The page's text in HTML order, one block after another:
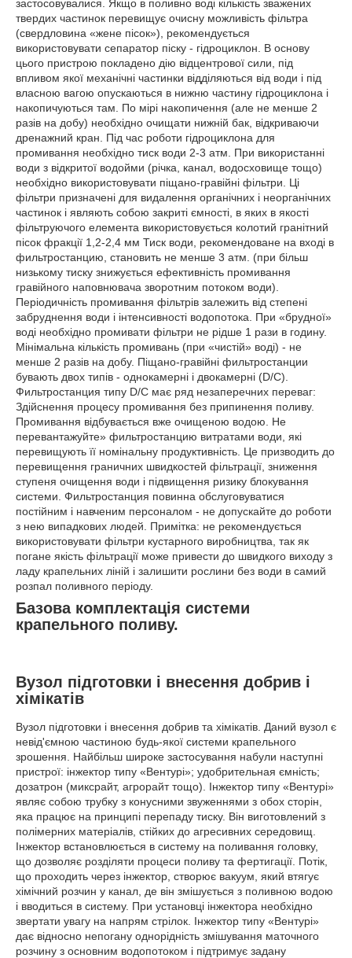
застосовувалися. Якщо в поливно воді кількість зважених
твердих частинок перевищує очисну можливість фільтра
(свердловина «жене пісок»), рекомендується
використовувати сепаратор піску - гідроциклон. В основу
цього пристрою покладено дію відцентрової сили, під
впливом якої механічні частинки відділяються від води і під
власною вагою опускаються в нижню частину гідроциклона і
накопичуються там. По мірі накопичення (але не менше 2
разів на добу) необхідно очищати нижній бак, відкриваючи
дренажний кран. Під час роботи гідроциклона для
промивання необхідно тиск води 2-3 атм. При використанні
води з відкритої водойми (річка, канал, водосховище тощо)
необхідно використовувати піщано-гравійні фільтри. Ці
фільтри призначені для видалення органічних і неорганічних
частинок і являють собою закриті ємності, в яких в якості
фільтруючого елемента використовується колотий гранітний
пісок фракції 1,2-2,4 мм Тиск води, рекомендоване на вході в
фильтростанцию, становить не менше 3 атм. (при більш
низькому тиску знижується ефективність промивання
гравійного наповнювача зворотним потоком води).
Періодичність промивання фільтрів залежить від степені
забруднення води і інтенсивності водопотока. При «брудної»
воді необхідно промивати фільтри не рідше 1 рази в годину.
Мінімальна кількість промивань (при «чистій» воді) - не
менше 2 разів на добу. Піщано-гравійні фильтростанции
бувають двох типів - однокамерні і двокамерні (D/C).
Фильтростанция типу D/C має ряд незаперечних переваг:
Здійснення процесу промивання без припинення поливу.
Промивання відбувається вже очищеною водою. Не
перевантажуйте» фильтростанцию витратами води, які
перевищують її номінальну продуктивність. Це призводить до
перевищення граничних швидкостей фільтрації, зниження
ступеня очищення води і підвищення ризику блокування
системи. Фильтростанция повинна обслуговуватися
постійним і навченим персоналом - не допускайте до роботи
з нею випадкових людей. Примітка: не рекомендується
використовувати фільтри кустарного виробництва, так як
погане якість фільтрації може привести до швидкого виходу з
ладу крапельних ліній і залишити рослини без води в самий
розпал поливного періоду.
Базова комплектація системи
крапельного поливу.
Вузол підготовки і внесення добрив і
хімікатів
Вузол підготовки і внесення добрив та хімікатів. Даний вузол є
невід'ємною частиною будь-якої системи крапельного
зрошення. Найбільш широке застосування набули наступні
пристрої: інжектор типу «Вентурі»; удобрительная ємність;
дозатрон (миксрайт, агрорайт тощо). Інжектор типу «Вентурі»
являє собою трубку з конусними звуженнями з обох сторін,
яка працює на принципі перепаду тиску. Він виготовлений з
полімерних матеріалів, стійких до агресивних середовищ.
Інжектор встановлюється в систему на поливання головку,
що дозволяє розділяти процеси поливу та фертигації. Потік,
що проходить через інжектор, створює вакуум, який втягує
хімічний розчин у канал, де він змішується з поливною водою
і вводиться в систему. При установці інжектора необхідно
звертати увагу на напрям стрілок. Інжектор типу «Вентурі»
дає відносно непогану однорідність змішування маточного
розчину з основним водопотоком і підтримує задану